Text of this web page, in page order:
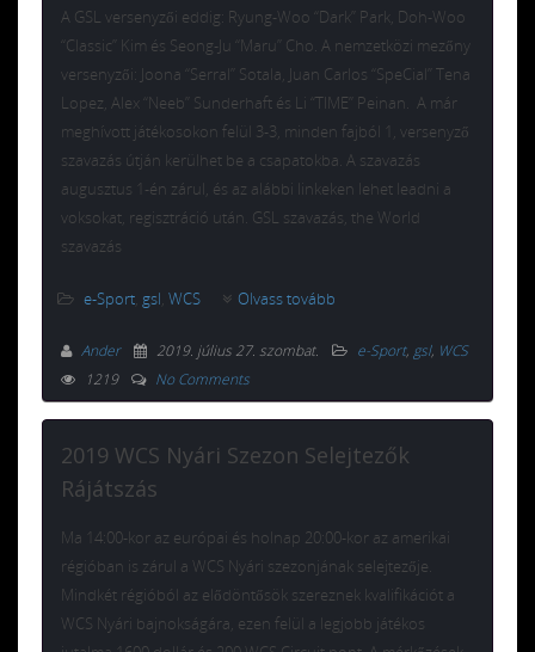
A GSL versenyzői eddig: Ryung-Woo “Dark” Park, Doh-Woo
“Classic” Kim és Seong-Ju “Maru” Cho. A nemzetközi mezőny
versenyzői: Joona “Serral” Sotala, Juan Carlos “SpeCial” Tena
Lopez, Alex “Neeb” Sunderhaft és Li “TIME” Peinan. A már
meghívott játékosokon felül 3-3, minden fajból 1, versenyző
szavazás útján kerülhet be a csapatokba. A szavazás
augusztus 1-én zárul, és az alábbi linkeken lehet leadni a
voksokat, regisztráció után. GSL szavazás, the World
szavazás
e-Sport, gsl, WCS Olvass tovább
Ander 2019. július 27. szombat. e-Sport, gsl, WCS
1219
No Comments
2019 WCS Nyári Szezon Selejtezők
Rájátszás
Ma 14:00-kor az európai és holnap 20:00-kor az amerikai
régióban is zárul a WCS Nyári szezonjának selejtezője.
Mindkét régióból az elődöntősök szereznek kvalifikációt a
WCS Nyári bajnokságára, ezen felül a legjobb játékos